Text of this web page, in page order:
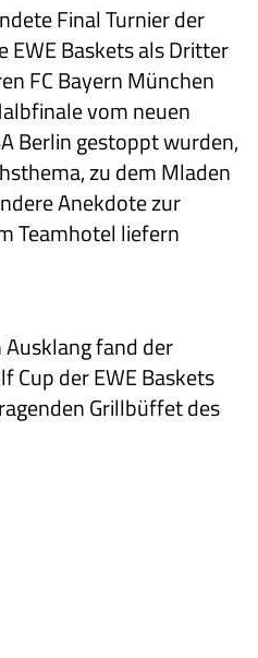
Final Turnier der
EWE Baskets als Dritter
FC Bayern München
vom neuen
Berlin gestoppt wurden,
zu dem Mladen
Anekdote zur
Teamhotel liefern
fand der
Cup der EWE Baskets
Grillbüffet des